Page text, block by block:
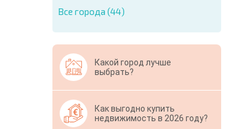
Все города (44)
Какой город лучше
выбрать?
Как выгодно купить
недвижимость в 2026 году?